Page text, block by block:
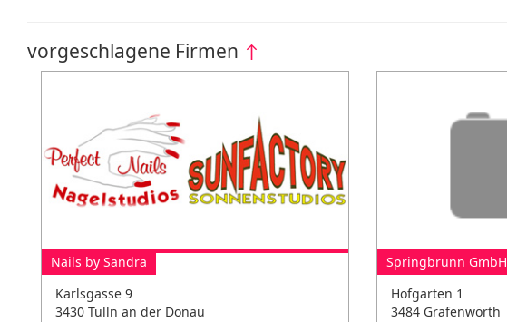
vorgeschlagene Firmen ↑
Nails by Sandra
Karlsgasse 9
3430 Tulln an der Donau
Springbrunn GmbH
Hofgarten 1
3484 Grafenwörth